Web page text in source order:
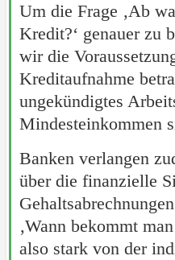
Um die Frage ‚Ab
Kredit?‘ genauer zu
wir die
Kreditaufnahme
ungekündigtes
Mindesteinkommen
Banken verlangen
über die finanzielle
‚Wann bekommt
also stark von der